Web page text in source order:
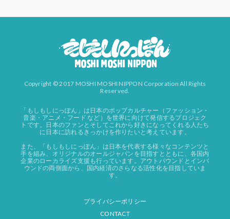
Copyright © 2017 MOSHI MOSHI NIPPON Corporation All Rights
Reserved.
「もしもしにっぽん」は日本のポップカルチャー（ファッション・
音楽・アニメ・フード など）を世界に向けて発信するプロジェク
トです。日本のファンとそしてこれから好きになってくれる人たち
に日本に訪れるきっかけを作りたいと考えています。
また、「もしもしにっぽん」は日本を代表する様々なコンテンツと
手を組み、オリジナルのオールジャパンを目指すとともに、各国内
企業のローカライズ支援も行っています。アウトバウンドとインバ
ウンドの両側面から、国内経済のさらなる活性化を目指していま
す。
プライバシーポリシー
CONTACT